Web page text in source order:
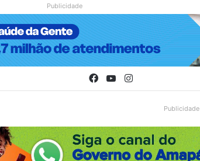
Publicidade
Facebook
YouTubeInstagram
Publicidade